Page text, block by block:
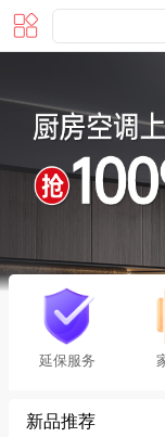
延保服务
新品推荐